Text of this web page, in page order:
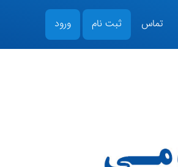
تماس ثبت نام ورود